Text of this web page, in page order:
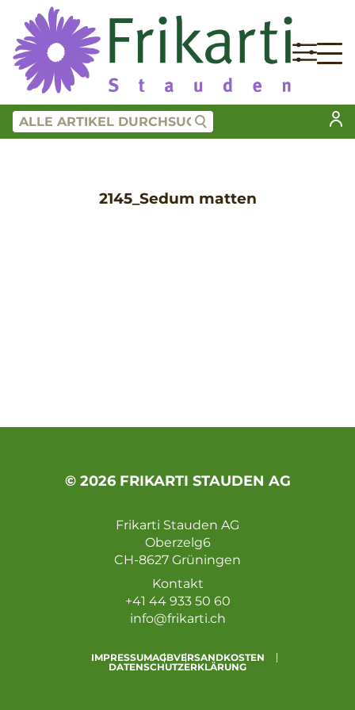
2145_Sedum matten
© 2026 FRIKARTI STAUDEN AG
Frikarti Stauden AG
Oberzelg6
CH-8627 Grüningen
Kontakt
+41 44 933 50 60
info@frikarti.ch
IMPRESSUMAGBVERSANDKOSTEN
DATENSCHUTZERKLÄRUNG